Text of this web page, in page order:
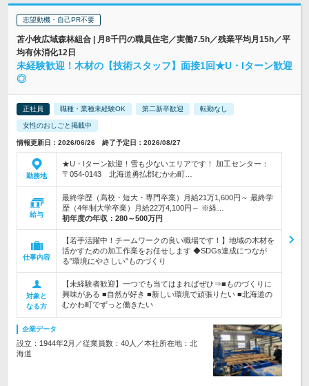
志望動機・自己PR不要
苫小牧広域森林組合 | 月8千円の職員住宅／実働7.5h／残業平均月15h／平
均有休消化12日
未経験歓迎！木材の【技術スタッフ】面接1回★U・Iターン歓迎
◎
正社員 職種・業種未経験OK 第二新卒歓迎 転勤なし
女性のおしごと掲載中
情報更新日：2026/06/26 終了予定日：2026/08/27
勤務地
★U・Iターン歓迎！雪も少ないエリアです！ 加工センター：
〒054-0143 北海道勇払郡むかわ町…
給与
最終学歴（高校・短大・専門卒業）月給21万1,600円～ 最終学
歴（4年制大学卒業）月給22万4,100円～ ※経…
初年度の年収： 280～500万円
仕事内容
【若手活躍中！チームワークの良い職場です！】地域の木材を
活かすための加工作業をお任せします ◆SDGs達成につなが
る"環境にやさしい"ものづくり
対象と
なる方
【未経験者歓迎】一つでも当てはまればぜひ⇒■ものづくりに
興味がある ■自然が好き ■新しい環境で頑張りたい ■北海道の
むかわ町でずっと働きたい
企業データ
設立：1944年2月／従業員数：40人／本社所在地：北
海道